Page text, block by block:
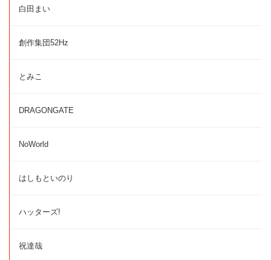
白田まい
創作集団52Hz
とみこ
DRAGONGATE
NoWorld
はしもといのり
ハッターズ!
祝達哉